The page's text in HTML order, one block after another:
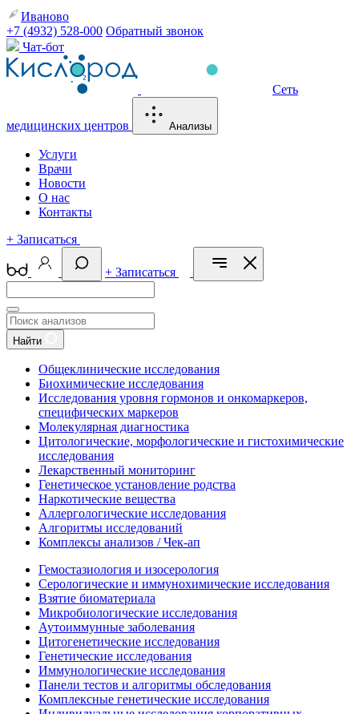
Иваново
+7 (4932) 528-000 Обратный звонок
Чат-бот
Сеть
медицинских центров Анализы
Услуги
Врачи
Новости
О нас
Контакты
+ Записаться
+ Записаться
Найти
Общеклинические исследования
Биохимические исследования
Исследования уровня гормонов и онкомаркеров,
специфических маркеров
Молекулярная диагностика
Цитологические, морфологические и гистохимические
исследования
Лекарственный мониторинг
Генетическое установление родства
Наркотические вещества
Аллергологические исследования
Алгоритмы исследований
Комплексы анализов / Чек-ап
Гемостазиология и изосерология
Серологические и иммунохимические исследования
Взятие биоматериала
Микробиологические исследования
Аутоиммунные заболевания
Цитогенетические исследования
Генетические исследования
Иммунологические исследования
Панели тестов и алгоритмы обследования
Комплексные генетические исследования